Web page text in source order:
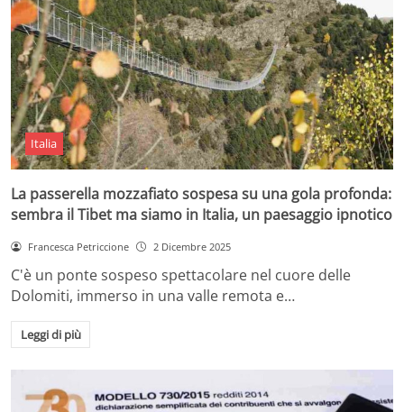
Italia
La passerella mozzafiato sospesa su una gola profonda:
sembra il Tibet ma siamo in Italia, un paesaggio ipnotico
Francesca Petriccione 2 Dicembre 2025
C'è un ponte sospeso spettacolare nel cuore delle
Dolomiti, immerso in una valle remota e…
Leggi di più